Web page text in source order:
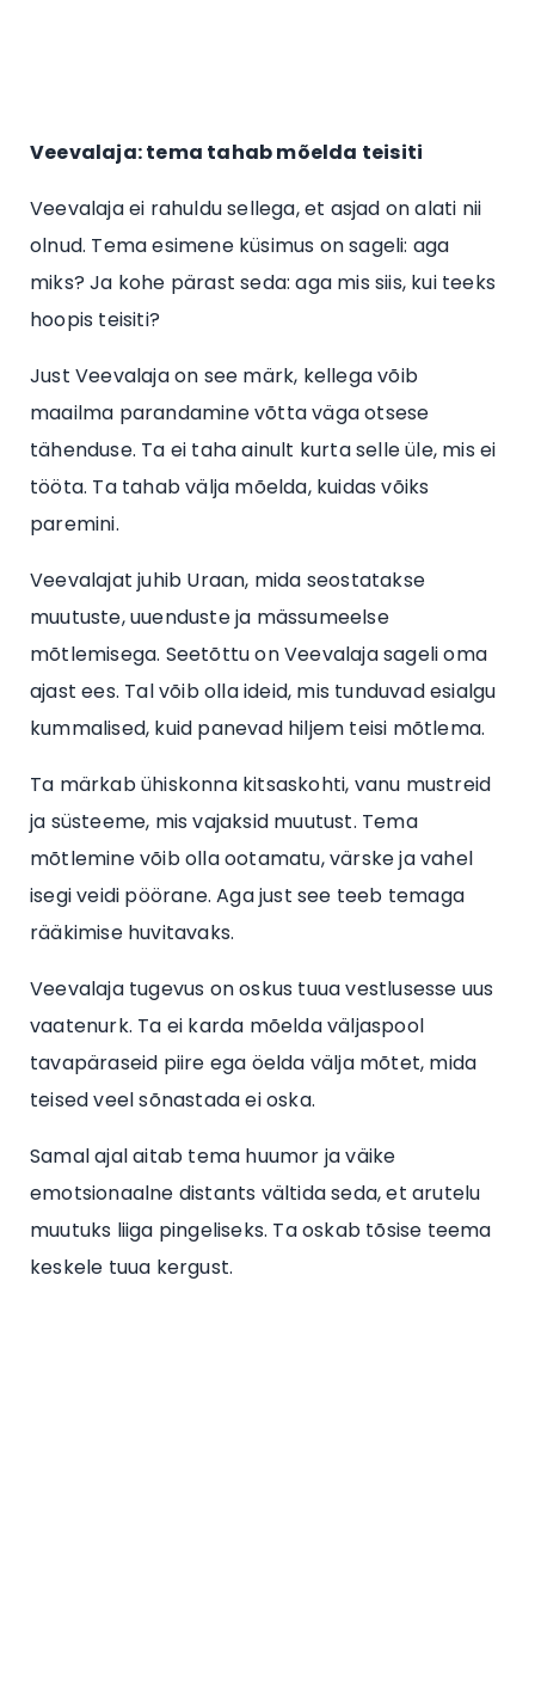
Veevalaja: tema tahab mõelda teisiti
Veevalaja ei rahuldu sellega, et asjad on alati nii
olnud. Tema esimene küsimus on sageli: aga
miks? Ja kohe pärast seda: aga mis siis, kui teeks
hoopis teisiti?
Just Veevalaja on see märk, kellega võib
maailma parandamine võtta väga otsese
tähenduse. Ta ei taha ainult kurta selle üle, mis ei
tööta. Ta tahab välja mõelda, kuidas võiks
paremini.
Veevalajat juhib Uraan, mida seostatakse
muutuste, uuenduste ja mässumeelse
mõtlemisega. Seetõttu on Veevalaja sageli oma
ajast ees. Tal võib olla ideid, mis tunduvad esialgu
kummalised, kuid panevad hiljem teisi mõtlema.
Ta märkab ühiskonna kitsaskohti, vanu mustreid
ja süsteeme, mis vajaksid muutust. Tema
mõtlemine võib olla ootamatu, värske ja vahel
isegi veidi pöörane. Aga just see teeb temaga
rääkimise huvitavaks.
Veevalaja tugevus on oskus tuua vestlusesse uus
vaatenurk. Ta ei karda mõelda väljaspool
tavapäraseid piire ega öelda välja mõtet, mida
teised veel sõnastada ei oska.
Samal ajal aitab tema huumor ja väike
emotsionaalne distants vältida seda, et arutelu
muutuks liiga pingeliseks. Ta oskab tõsise teema
keskele tuua kergust.